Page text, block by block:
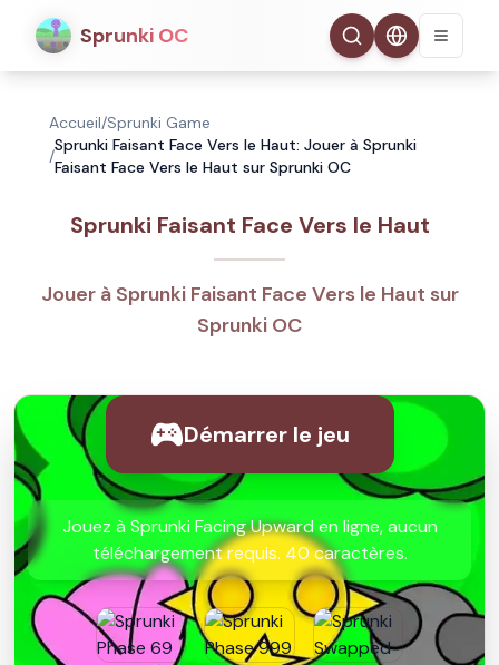
Sprunki OC
Accueil/Sprunki Game
/
Sprunki Faisant Face Vers le Haut: Jouer à Sprunki
Faisant Face Vers le Haut sur Sprunki OC
Sprunki Faisant Face Vers le Haut
Jouer à Sprunki Faisant Face Vers le Haut sur
Sprunki OC
Démarrer le jeu
Jouez à Sprunki Facing Upward en ligne, aucun
téléchargement requis. 40 caractères.